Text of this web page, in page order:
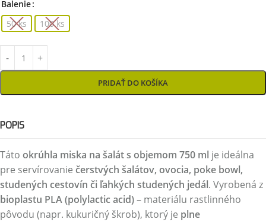
Balenie
50 ks
100 ks
PRIDAŤ DO KOŠÍKA
POPIS
Táto okrúhla miska na šalát s objemom 750 ml je ideálna
pre servírovanie čerstvých šalátov, ovocia, poke bowl,
studených cestovín či ľahkých studených jedál. Vyrobená z
bioplastu PLA (polylactic acid)– materiálu rastlinného
pôvodu (napr. kukuričný škrob), ktorý je plne